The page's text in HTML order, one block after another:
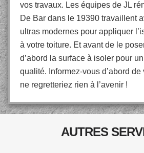
vos travaux. Les équipes de JL
De Bar dans le 19390 travaillent
ultras modernes pour appliquer
à votre toiture. Et avant de le
d’abord la surface à isoler pour
qualité. Informez-vous d’abord
ne regretteriez rien à l’avenir !
AUTRES